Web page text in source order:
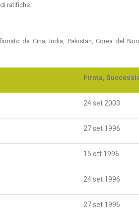
ratifiche.
da Cina, India, Pakistan, Corea del
Firma,
24 set 2003
27 set 1996
15 ott 1996
24 set 1996
27 set 1996